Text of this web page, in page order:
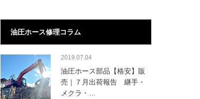
油圧ホース修理コラム
2019.07.04
油圧ホース部品【格安】販
売｜７月出荷報告 継手・
メクラ・…